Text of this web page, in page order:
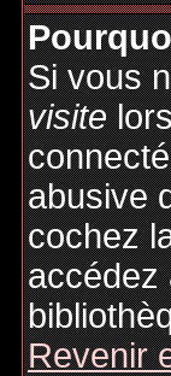
Si vous
visite
abusive
cochez
accédez
Revenir